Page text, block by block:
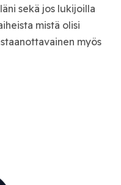
sekä jos lukijoilla
mistä olisi
myös